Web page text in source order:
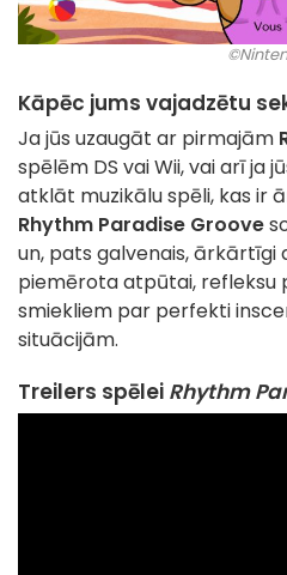
Kāpēc jums vajadzētu
Ja jūs uzaugāt ar pirmajām
spēlēm DS vai Wii, vai arī ja
atklāt muzikālu spēli, kas ir
Rhythm Paradise Groove
un, pats galvenais, ārkārtīgi
piemērota atpūtai, refleksu
smiekliem par perfekti
situācijām.
Treilers spēlei Rhythm